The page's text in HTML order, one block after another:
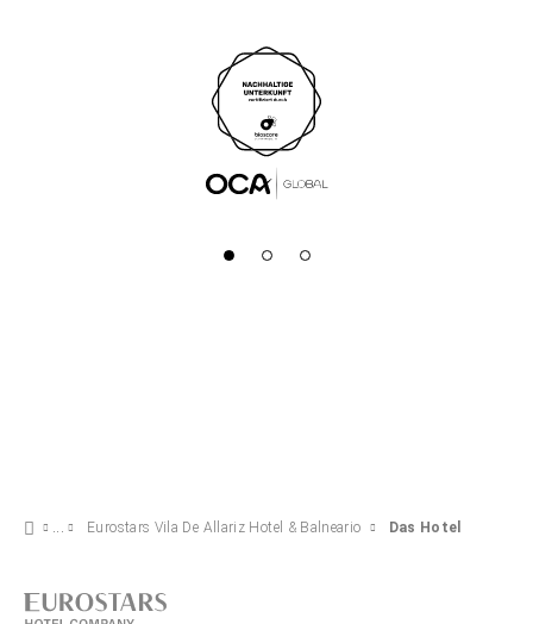
Eurostars Vila De Allariz Hotel & Balneario Das Hotel